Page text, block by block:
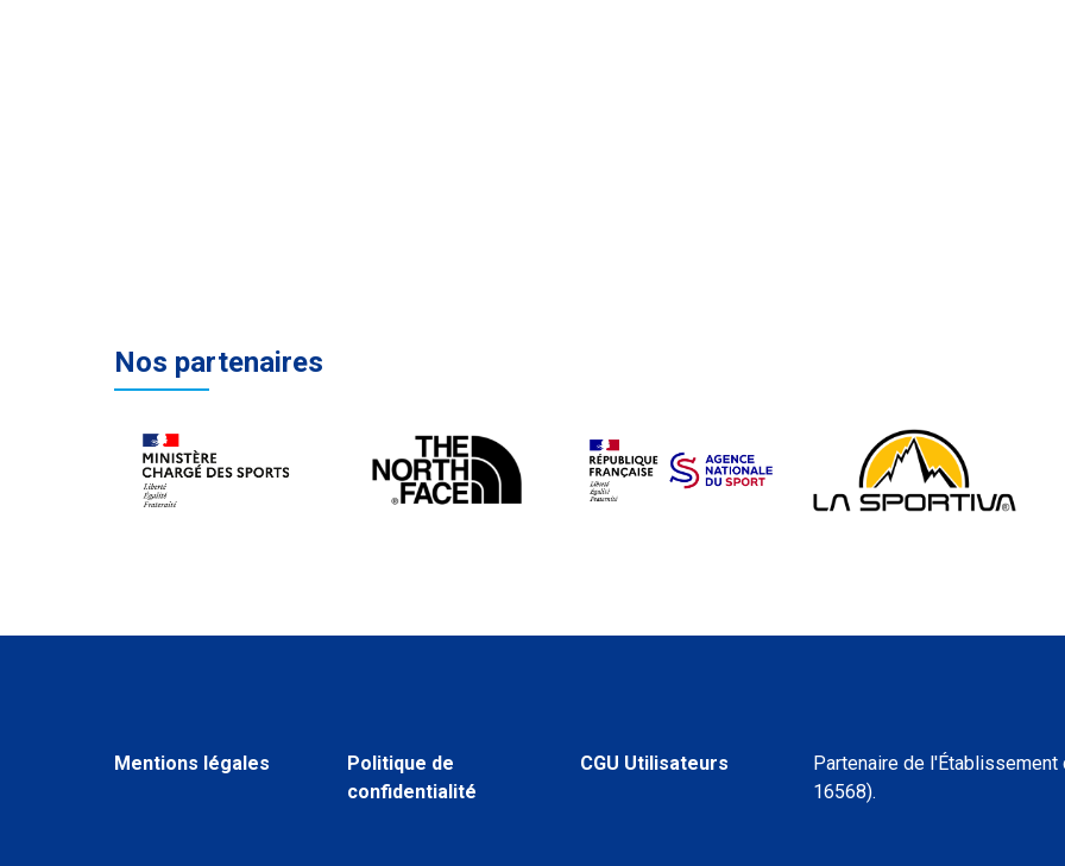
Nos partenaires
Mentions légales
Politique de
confidentialité
CGU Utilisateurs
Partenaire de l'Établissement
16568).